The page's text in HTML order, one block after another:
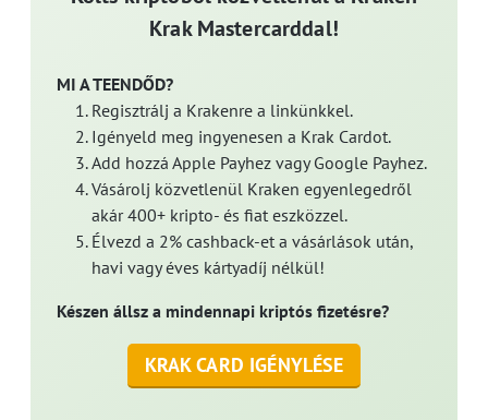
Krak Mastercarddal!
MI A TEENDŐD?
Regisztrálj a Krakenre a linkünkkel.
Igényeld meg ingyenesen a Krak Cardot.
Add hozzá Apple Payhez vagy Google Payhez.
Vásárolj közvetlenül Kraken egyenlegedről
akár 400+ kripto- és fiat eszközzel.
Élvezd a 2% cashback-et a vásárlások után,
havi vagy éves kártyadíj nélkül!
Készen állsz a mindennapi kriptós fizetésre?
KRAK CARD IGÉNYLÉSE